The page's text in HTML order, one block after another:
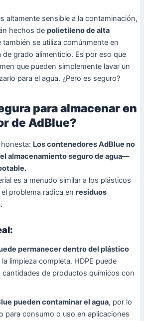
altamente sensible a la contaminación,
hechos de polietileno de alta
también se utiliza comúnmente en
grado alimenticio. Es por eso que
que pueden simplemente lavar un
para el agua. ¿Pero es seguro?
para almacenar en
de AdBlue?
Los contenedores AdBlue no
almacenamiento seguro de agua—
es a menudo similar a los plásticos
problema radica en residuos
.
permanecer dentro del plástico
limpieza completa. HDPE puede
cantidades de productos químicos con
pueden contaminar el agua, por lo
para consumo o uso en aplicaciones